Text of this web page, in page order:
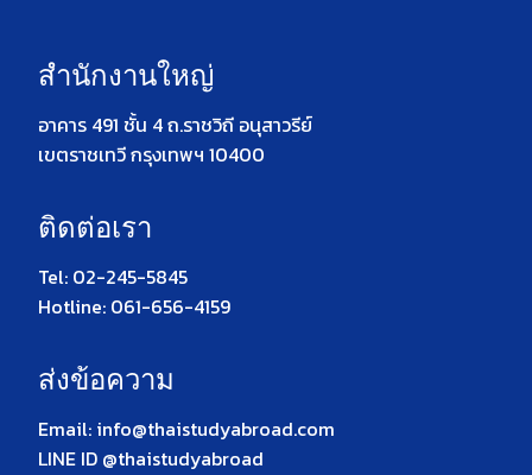
สำนักงานใหญ่
อาคาร 491 ชั้น 4 ถ.ราชวิถี อนุสาวรีย์
เขตราชเทวี กรุงเทพฯ 10400
ติดต่อเรา
Tel: 02-245-5845
Hotline: 061-656-4159
ส่งข้อความ
Email: info@thaistudyabroad.com
LINE ID @thaistudyabroad